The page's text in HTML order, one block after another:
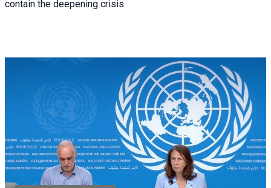
contain the deepening crisis.